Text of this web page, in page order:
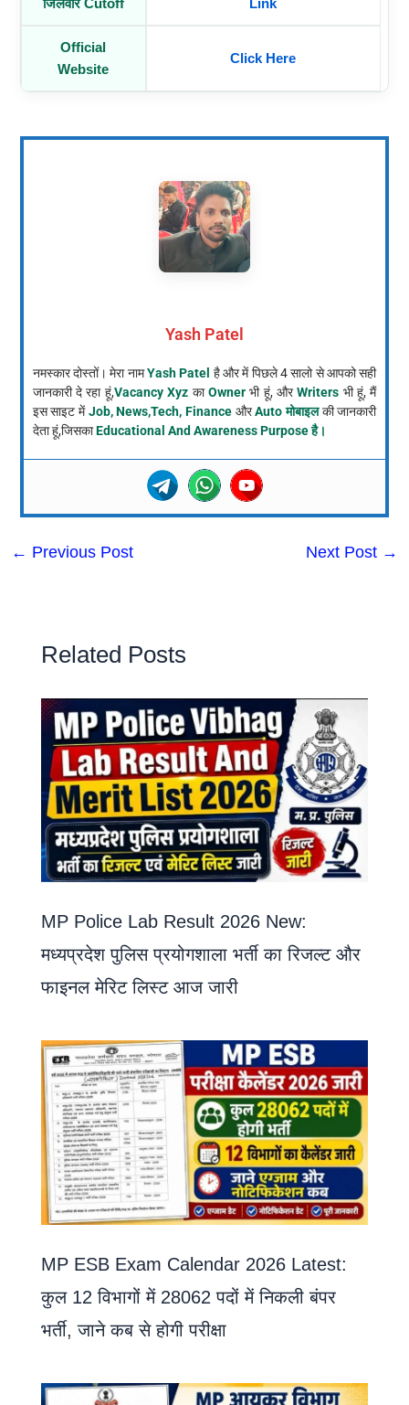
Official
Website
Click Here
Yash Patel
नमस्कार दोस्तों। मेरा नामYash Patel है और में पिछले 4 सालो से आपको सही
जानकारी दे रहा हूं,Vacancy Xyz काOwnerभी हूं, औरWriters भी हूं, मैं
इस साइट मेंJob, News,Tech, Finance औरAuto मोबाइलकी जानकारी
देता हूं,जिसकाEducational And Awareness Purpose है।
← Previous Post Next Post →
Related Posts
MP Police Lab Result 2026 New:
मध्यप्रदेश पुलिस प्रयोगशाला भर्ती का रिजल्ट और
फाइनल मेरिट लिस्ट आज जारी
MP ESB Exam Calendar 2026 Latest:
कुल 12 विभागों में 28062 पदों में निकली बंपर
भर्ती, जाने कब से होगी परीक्षा